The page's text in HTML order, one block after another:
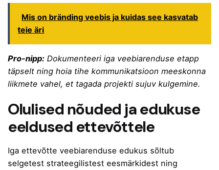
Mis on bränding veebis ja kuidas see kasvatab
teie äri
Pro-nipp: Dokumenteeri iga veebiarenduse etapp
täpselt ning hoia tihe kommunikatsioon meeskonna
liikmete vahel, et tagada projekti sujuv kulgemine.
Olulised nõuded ja edukuse
eeldused ettevõttele
Iga ettevõtte veebiarenduse edukus sõltub
selgetest strateegilistest eesmärkidest ning